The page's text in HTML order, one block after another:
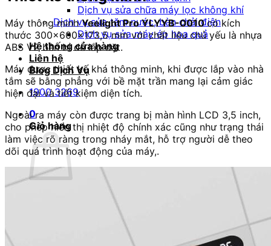
Dịch vụ sửa chữa máy lọc không khí
Dịch vụ sửa tăm nước, bàn chải điện
Dịch vụ sửa máy ép hoa quả
Hệ thống cửa hàng
Liên hệ
Blog Dịch Vụ
1900 3269
0
Giỏ hàng
Chưa có sản phẩm trong giỏ hàng.
Quay trở lại cửa hàng
Máy thông minhYeelight Pro YLYYB-0010có kích
thước 300x600x173,5 mm với chất liệu chủ yếu là nhựa
ABS V2 bền bỉ dễ lắp đặt.
Máy được thiết kế khá thông minh, khi được lắp vào nhà
tắm sẽ bằng phẳng với bề mặt trần mang lại cảm giác
hiện đại và tiết kiệm diện tích.
Ngoài ra máy còn được trang bị màn hình LCD 3,5 inch,
cho phép hiển thị nhiệt độ chính xác cũng như trạng thái
làm việc rõ ràng trong nháy mắt, hỗ trợ người dễ theo
dõi quá trình hoạt động của máy,.